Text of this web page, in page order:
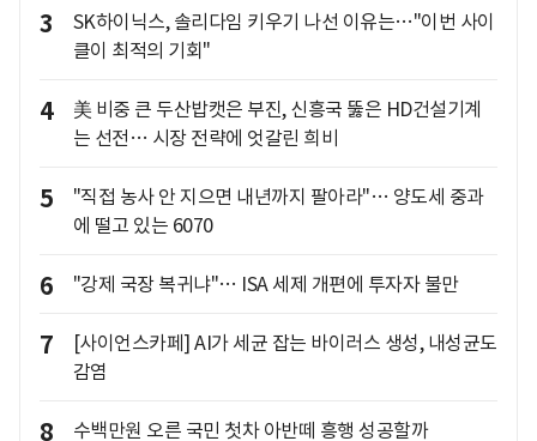
3
SK하이닉스, 솔리다임 키우기 나선 이유는…"이번 사이
클이 최적의 기회"
4
美 비중 큰 두산밥캣은 부진, 신흥국 뚫은 HD건설기계
는 선전… 시장 전략에 엇갈린 희비
5
"직접 농사 안 지으면 내년까지 팔아라"… 양도세 중과
에 떨고 있는 6070
6 "강제 국장 복귀냐"… ISA 세제 개편에 투자자 불만
7
[사이언스카페] AI가 세균 잡는 바이러스 생성, 내성균도
감염
8 수백만원 오른 국민 첫차 아반떼 흥행 성공할까